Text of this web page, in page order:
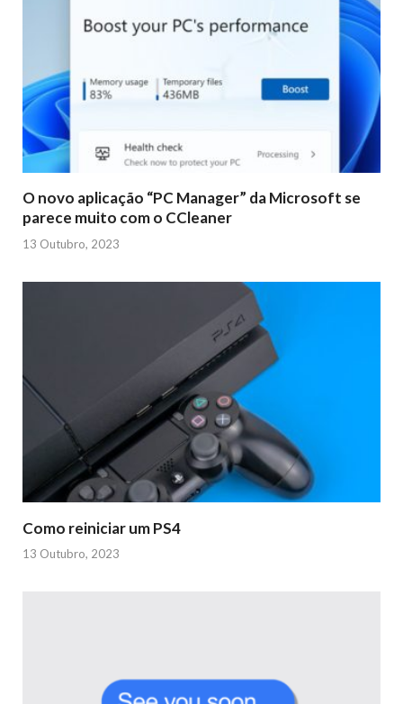
O novo aplicação “PC Manager” da Microsoft se
parece muito com o CCleaner
13 Outubro, 2023
Como reiniciar um PS4
13 Outubro, 2023